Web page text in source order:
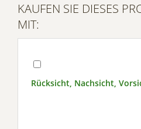
KAUFEN SIE DIESES
MIT:
Rücksicht, Nachsicht,